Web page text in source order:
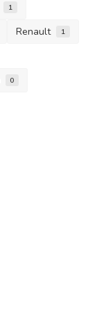
1
Renault 1
0